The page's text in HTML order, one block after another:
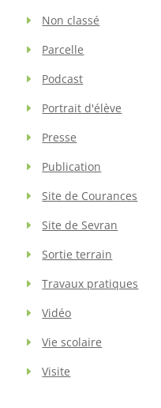
Non classé
Parcelle
Podcast
Portrait d'élève
Presse
Publication
Site de Courances
Site de Sevran
Sortie terrain
Travaux pratiques
Vidéo
Vie scolaire
Visite